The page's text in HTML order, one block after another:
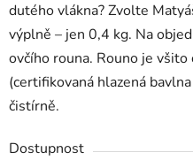
dutého vlákna? Zvolte
výplně – jen 0,4 kg. Na
ovčího rouna. Rouno je
(certifikovaná hlazená
čistírně.
Dostupnost